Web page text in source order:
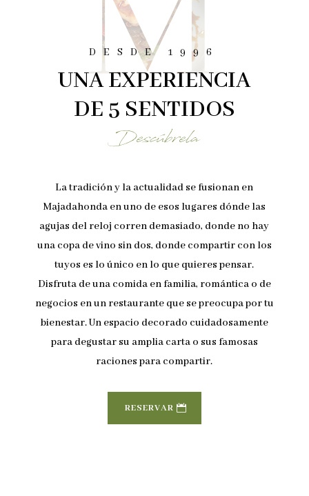
DESDE 1996
UNA EXPERIENCIA
DE 5 SENTIDOS
Descúbrela
La tradición y la actualidad se fusionan en
Majadahonda en uno de esos lugares dónde las
agujas del reloj corren demasiado, donde no hay
una copa de vino sin dos, donde compartir con los
tuyos es lo único en lo que quieres pensar.
Disfruta de una comida en familia, romántica o de
negocios en un restaurante que se preocupa por tu
bienestar. Un espacio decorado cuidadosamente
para degustar su amplia carta o sus famosas
raciones para compartir.
RESERVAR